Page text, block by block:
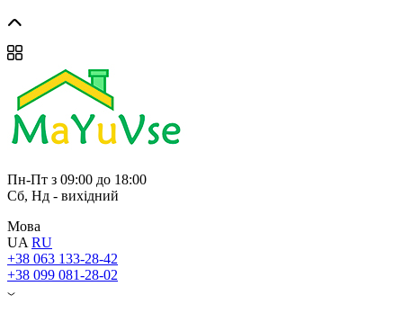
Пн-Пт з 09:00 до 18:00
Сб, Нд - вихідний
Мова
UA RU
+38 063 133-28-42
+38 099 081-28-02